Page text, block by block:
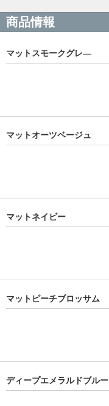
商品情報
マットスモークグレ―
マットオーツベージュ
マットネイビー
マットピーチブロッサム
ディープエメラルドブルー